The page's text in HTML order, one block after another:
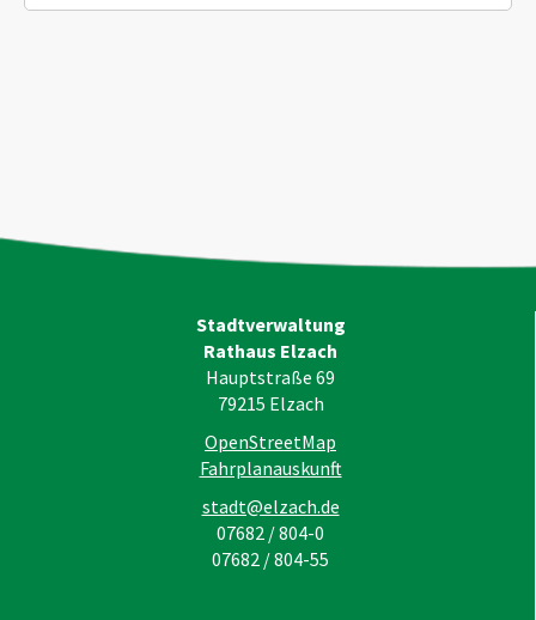
Stadtverwaltung
Rathaus Elzach
Hauptstraße 69
79215 Elzach
OpenStreetMap
Fahrplanauskunft
stadt@elzach.de
07682 / 804-0
07682 / 804-55